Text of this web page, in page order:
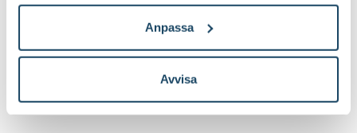
Anpassa
Avvisa
2990
till Glasvas Helia produktsida
119:-